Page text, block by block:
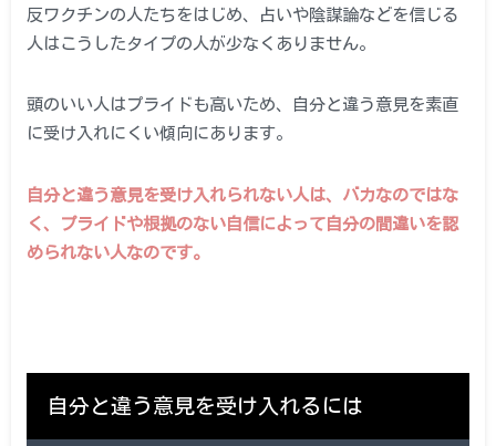
反ワクチンの人たちをはじめ、占いや陰謀論などを信じる
人はこうしたタイプの人が少なくありません。
頭のいい人はプライドも高いため、自分と違う意見を素直
に受け入れにくい傾向にあります。
自分と違う意見を受け入れられない人は、バカなのではな
く、プライドや根拠のない自信によって自分の間違いを認
められない人なのです。
自分と違う意見を受け入れるには